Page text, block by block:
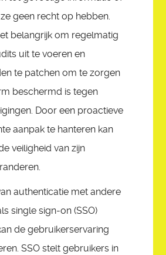
geen recht op hebben.
belangrijk om regelmatig
uit te voeren en
te patchen om te zorgen
beschermd is tegen
Door een proactieve
aanpak te hanteren kan
veiligheid van zijn
authenticatie met andere
single sign-on (SSO)
de gebruikerservaring
SSO stelt gebruikers in